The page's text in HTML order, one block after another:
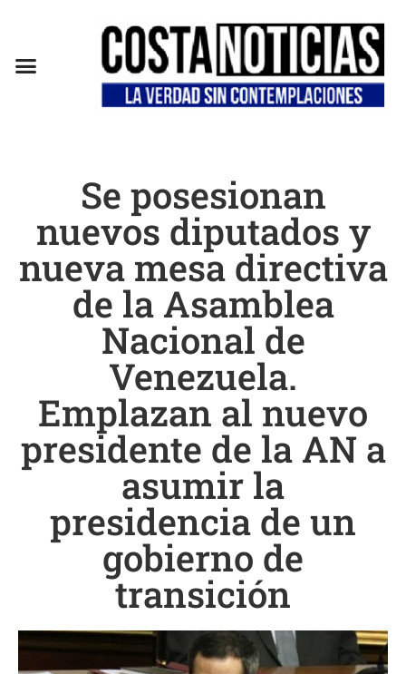
Se posesionan
nuevos diputados y
nueva mesa directiva
de la Asamblea
Nacional de
Venezuela.
Emplazan al nuevo
presidente de la AN a
asumir la
presidencia de un
gobierno de
transición